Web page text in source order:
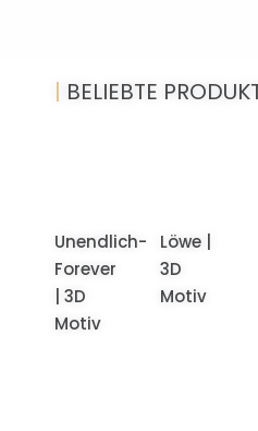
| BELIEBTE
Unendlich-
Forever
| 3D
Motiv
Löwe |
3D
Motiv